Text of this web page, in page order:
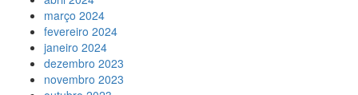
março 2024
fevereiro 2024
janeiro 2024
dezembro 2023
novembro 2023